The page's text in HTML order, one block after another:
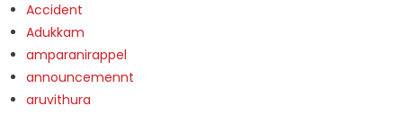
Accident
Adukkam
amparanirappel
announcemennt
aruvithura